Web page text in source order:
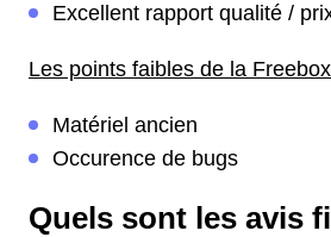
Excellent rapport qualité /
Les points faibles de la
Matériel ancien
Occurence de bugs
Quels sont les avis